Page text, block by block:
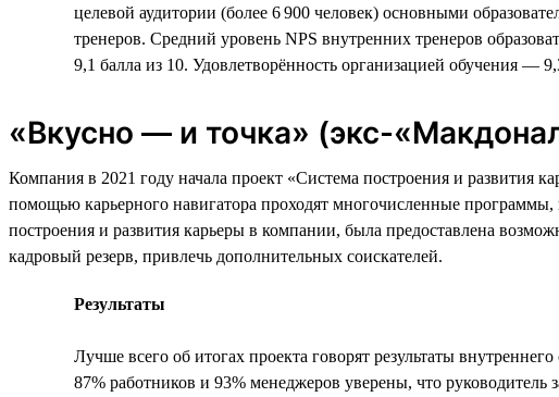
целевой аудитории (более 6 900 человек) основными
тренеров. Средний уровень NPS внутренних тренеров
9,1 балла из 10. Удовлетворённость организацией обучения —
«Вкусно — и точка» (экс-
Компания в 2021 году начала проект «Система построения и
помощью карьерного навигатора проходят многочисленные
построения и развития карьеры в компании, была предоставлена
кадровый резерв, привлечь дополнительных соискателей.
Результаты
Лучше всего об итогах проекта говорят результаты
87% работников и 93% менеджеров уверены, что